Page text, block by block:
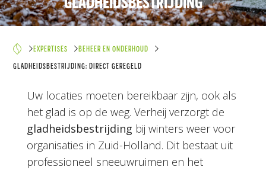
EXPERTISES
BEHEER EN ONDERHOUD
GLADHEIDSBESTRIJDING: DIRECT GEREGELD
Uw locaties moeten bereikbaar zijn, ook als
het glad is op de weg. Verheij verzorgt de
gladheidsbestrijding bij winters weer voor
organisaties in Zuid-Holland. Dit bestaat uit
professioneel sneeuwruimen en het